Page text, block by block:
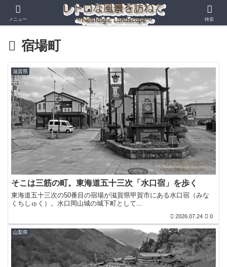
宿場町
滋賀県
そこは三筋の町。東海道五十三次「水口宿」を歩く
東海道五十三次の50番目の宿場が滋賀県甲賀市にある水口宿（みな
くちしゅく）。水口岡山城の城下町として...
2026.07.24 0
山梨県
メニュー 検索